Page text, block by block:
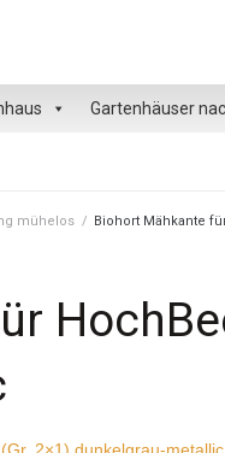
Gartenhäuser
mühelos / Biohort Mähkante